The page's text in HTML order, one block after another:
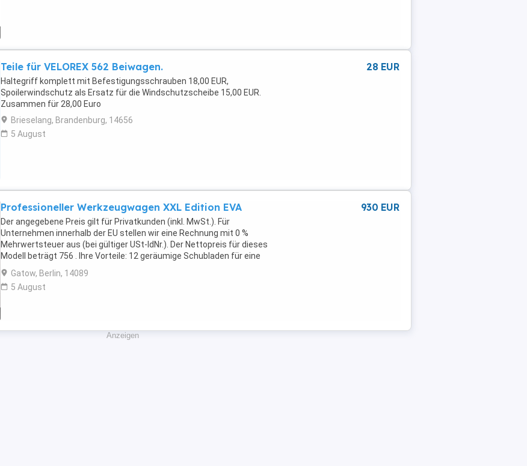
Teile für VELOREX 562 Beiwagen.
Haltegriff komplett mit Befestigungsschrauben 18,00 EUR,
Spoilerwindschutz als Ersatz für die Windschutzscheibe 15,00 EUR.
Zusammen für 28,00 Euro
Brieselang, Brandenburg, 14656
5 August
28 EUR
Professioneller Werkzeugwagen XXL Edition EVA
Der angegebene Preis gilt für Privatkunden (inkl. MwSt.). Für
Unternehmen innerhalb der EU stellen wir eine Rechnung mit 0 %
Mehrwertsteuer aus (bei gültiger USt-IdNr.). Der Nettopreis für dieses
Modell beträgt 756 . Ihre Vorteile: 12 geräumige Schubladen für eine
optimale Organisation Ihrer Werkzeuge Oberer ...
Gatow, Berlin, 14089
5 August
930 EUR
Anzeigen